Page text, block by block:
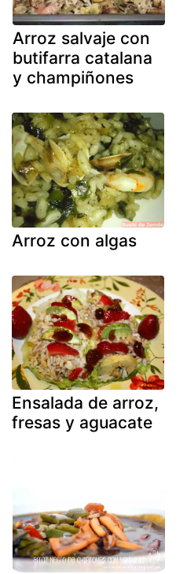
Arroz salvaje con
butifarra catalana
y champiñones
Arroz con algas
Ensalada de arroz,
fresas y aguacate